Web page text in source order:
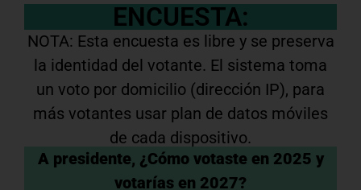
ENCUESTA:
A presidente, ¿Cómo votaste en 2025 y
votarías en 2027?
NOTA: Esta encuesta es libre y se preserva
la identidad del votante. El sistema toma
un voto por domicilio (dirección IP), para
más votantes usar plan de datos móviles
de cada dispositivo.